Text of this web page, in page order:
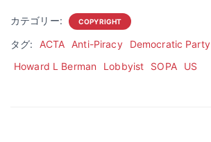
カテゴリー: COPYRIGHT
タグ: ACTA Anti-Piracy
Democratic Party
Howard L Berman
Lobbyist SOPA US